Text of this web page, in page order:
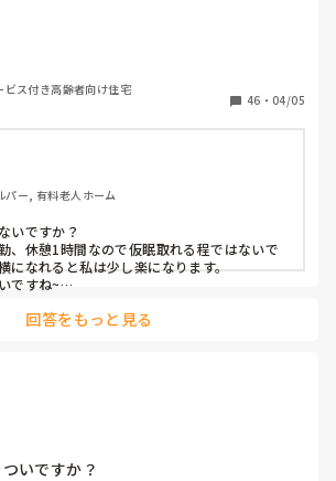
ビス付き高齢者向け住宅
46 ・ 04/05
パー, 有料老人ホーム
いですか？
、休憩1時間なので仮眠取れる程ではないで
になれると私は少し楽になります。
ですね~
回答をもっと見る
いですか？